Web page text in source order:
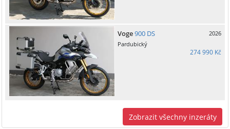
Voge900 DS
2026
Pardubický
274 990 Kč
Zobrazit všechny inzeráty